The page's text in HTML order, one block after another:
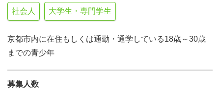
社会人 大学生・専門学生
京都市内に在住もしくは通勤・通学している18歳～30歳
までの青少年
募集人数